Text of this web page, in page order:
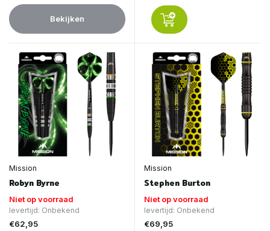
Bekijken
Mission
Robyn Byrne
Niet op voorraad
levertijd: Onbekend
€62,95
Mission
Stephen Burton
Niet op voorraad
levertijd: Onbekend
€69,95